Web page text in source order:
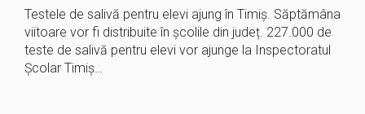
Testele de salivă pentru elevi ajung în Timiș. Săptămâna
viitoare vor fi distribuite în școlile din județ. 227.000 de
teste de salivă pentru elevi vor ajunge la Inspectoratul
Școlar Timiș…